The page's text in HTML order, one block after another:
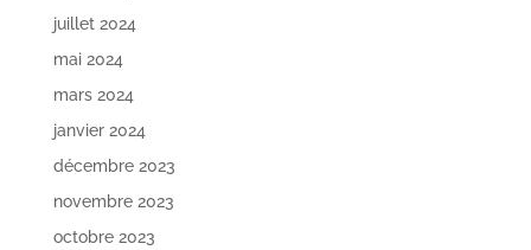
juillet 2024
mai 2024
mars 2024
janvier 2024
décembre 2023
novembre 2023
octobre 2023